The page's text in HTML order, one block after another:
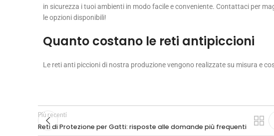
in sicurezza i tuoi ambienti in modo facile e conveniente. Contattaci per
le opzioni disponibili!
Quanto costano le reti antipiccioni
Le reti anti piccioni di nostra produzione vengono realizzate su misura e
Più recenti
Reti di Protezione per Gatti: risposte alle domande più frequenti